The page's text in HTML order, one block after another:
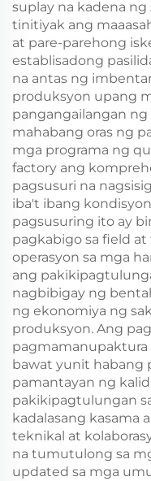
suplay na kadena
tinitiyak ang
at pare-parehong
establisadong
na antas ng
produksyon upang
pangangailangan
mahabang oras ng
mga programa ng
factory ang
pagsusuri na
iba't ibang
pagsusuring ito ay
pagkabigo sa field
operasyon sa mga
ang
nagbibigay ng
ng ekonomiya ng
produksyon. Ang
pagmamanupaktura
bawat yunit habang
pamantayan ng
pakikipagtulungan
kadalasang kasama
teknikal at
na tumutulong sa
updated sa mga